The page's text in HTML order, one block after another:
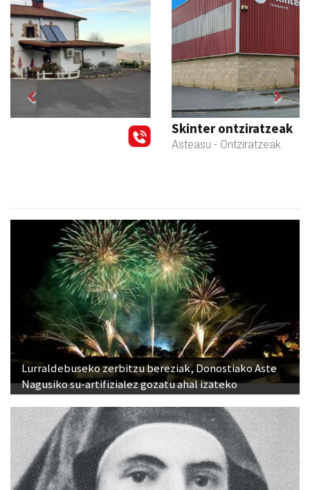
Skinter ontziratzeak
Previous Next
Lurraldebuseko zerbitzu bereziak, Donostiako Aste
Nagusiko su-artifizialez gozatu ahal izateko